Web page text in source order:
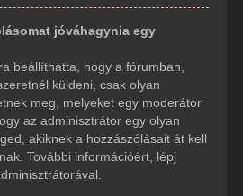
jóváhagynia egy
beállíthatta, hogy a fórumban,
küldeni, csak olyan
meg, melyeket egy moderátor
az adminisztrátor egy olyan
akiknek a hozzászólásait át kell
További információért, lépj